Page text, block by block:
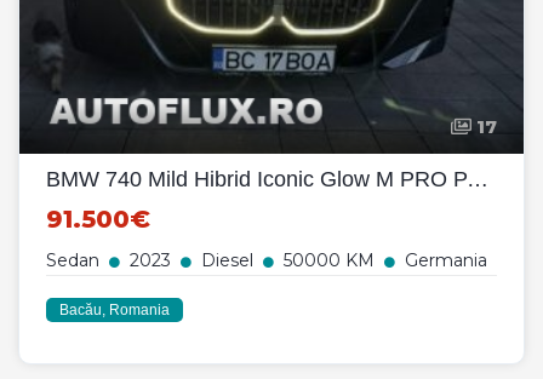
17
BMW 740 Mild Hibrid Iconic Glow M PRO PACHET
91.500€
Sedan 2023 Diesel 50000 KM Germania
Bacău, Romania